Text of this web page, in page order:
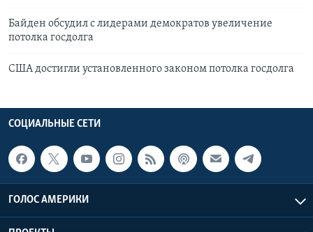
Байден обсудил с лидерами демократов увеличение
потолка госдолга
США достигли установленного законом потолка госдолга
СОЦИАЛЬНЫЕ СЕТИ
ГОЛОС АМЕРИКИ